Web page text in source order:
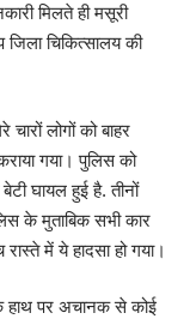
मिलते ही मसूरी
चिकित्सालय की
लोगों को बाहर
गया। पुलिस को
घायल हुई है. तीनों
के मुताबिक सभी कार
में ये हादसा हो गया।
हाथ पर अचानक से कोई